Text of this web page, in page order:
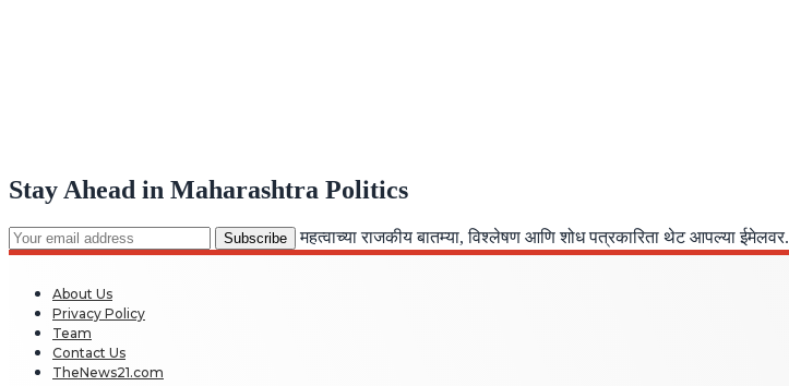
Stay Ahead in Maharashtra Politics
महत्वाच्या राजकीय बातम्या, विश्लेषण आणि शोध पत्रकारिता थेट आपल्या ईमेलवर.
About Us
Privacy Policy
Team
Contact Us
TheNews21.com